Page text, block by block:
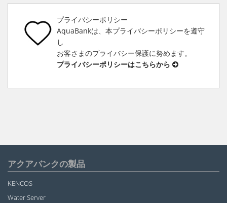
プライバシーポリシー
AquaBankは、本プライバシーポリシーを遵守
し
お客さまのプライバシー保護に努めます。
プライバシーポリシーはこちらから
アクアバンクの製品
KENCOS
Water Server